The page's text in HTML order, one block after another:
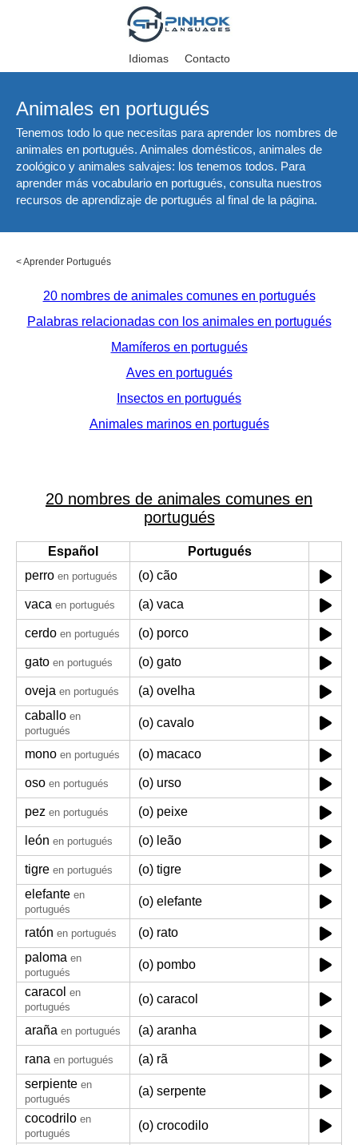
Idiomas Contacto
Animales en portugués
Tenemos todo lo que necesitas para aprender los nombres de
animales en portugués. Animales domésticos, animales de
zoológico y animales salvajes: los tenemos todos. Para
aprender más vocabulario en portugués, consulta nuestros
recursos de aprendizaje de portugués al final de la página.
<Aprender Portugués
20 nombres de animales comunes en portugués
Palabras relacionadas con los animales en portugués
Mamíferos en portugués
Aves en portugués
Insectos en portugués
Animales marinos en portugués
20 nombres de animales comunes en
portugués
Español
Portugués
perro en portugués (o) cão
vaca en portugués (a) vaca
cerdo en portugués (o) porco
gato en portugués (o) gato
oveja en portugués
(a) ovelha
caballo en
portugués
(o) cavalo
mono en portugués (o) macaco
oso en portugués (o) urso
pez en portugués (o) peixe
león en portugués (o) leão
tigre en portugués
(o) tigre
elefante en
portugués
(o) elefante
ratón en portugués
(o) rato
paloma en
portugués
(o) pombo
caracol en
portugués
(o) caracol
araña en portugués (a) aranha
rana en portugués
(a) rã
serpiente en
portugués
(a) serpente
cocodrilo en
portugués
(o) crocodilo